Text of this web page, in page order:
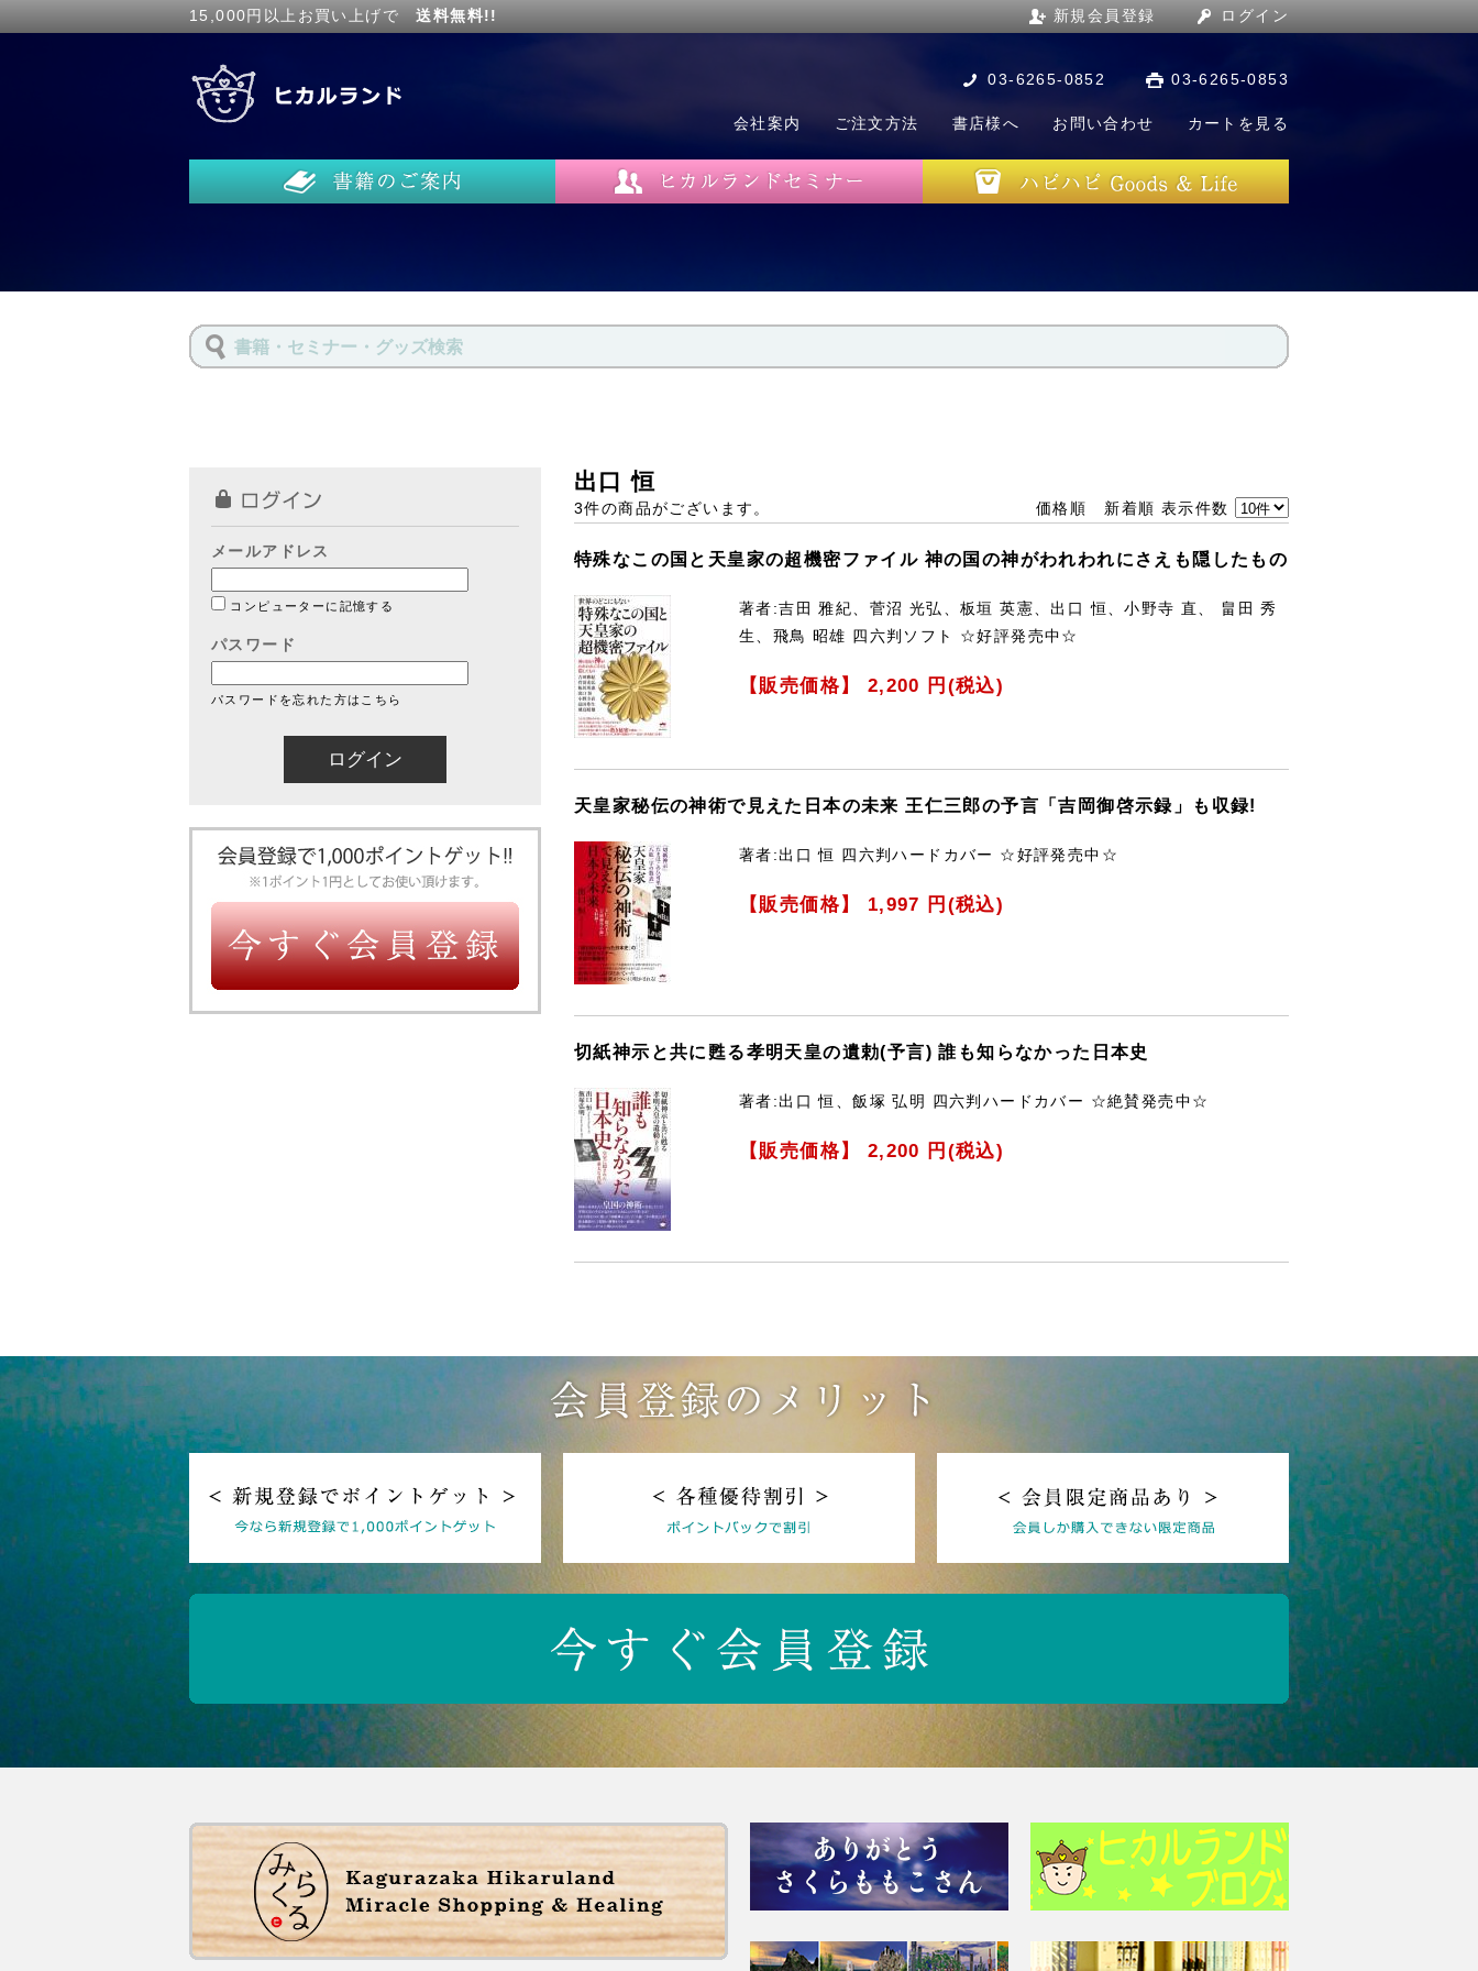
新規会員登録 ログイン
15,000円以上お買い上げで送料無料!!
03-6265-0852 03-6265-0853
会社案内 ご注文方法 書店様へ お問い合わせ カートを見る
メールアドレス
コンピューターに記憶する
パスワード
パスワードを忘れた方はこちら
出口 恒
価格順 新着順 表示件数
3件の商品がございます。
特殊なこの国と天皇家の超機密ファイル 神の国の神がわれわれにさえも隠したもの
著者:吉田 雅紀、菅沼 光弘、板垣 英憲、出口 恒、小野寺 直、 畠田 秀
生、飛鳥 昭雄 四六判ソフト ☆好評発売中☆
【販売価格】 2,200 円(税込)
天皇家秘伝の神術で見えた日本の未来 王仁三郎の予言「吉岡御啓示録」も収録!
著者:出口 恒 四六判ハードカバー ☆好評発売中☆
【販売価格】 1,997 円(税込)
切紙神示と共に甦る孝明天皇の遺勅(予言) 誰も知らなかった日本史
著者:出口 恒、飯塚 弘明 四六判ハードカバー ☆絶賛発売中☆
【販売価格】 2,200 円(税込)